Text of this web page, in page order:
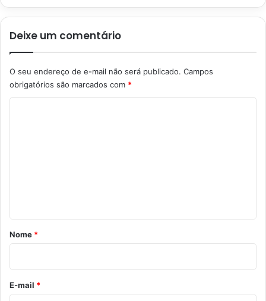
Deixe um comentário
O seu endereço de e-mail não será publicado. Campos
obrigatórios são marcados com *
r
o
*
Nome *
E-mail *